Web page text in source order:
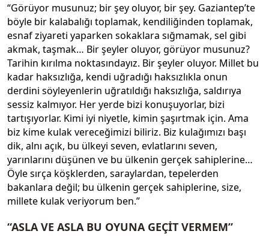
“Görüyor musunuz; bir şey oluyor, bir şey. Gaziantep’te
böyle bir kalabalığı toplamak, kendiliğinden toplamak,
esnaf ziyareti yaparken sokaklara sığmamak, sel gibi
akmak, taşmak… Bir şeyler oluyor, görüyor musunuz?
Tarihin kırılma noktasındayız. Bir şeyler oluyor. Millet bu
kadar haksızlığa, kendi uğradığı haksızlıkla onun
derdini söyleyenlerin uğratıldığı haksızlığa, saldırıya
sessiz kalmıyor. Her yerde bizi konuşuyorlar, bizi
tartışıyorlar. Kimi iyi niyetle, kimin şaşırtmak için. Ama
biz kime kulak vereceğimizi biliriz. Biz kulağımızı başı
dik, alnı açık, bu ülkeyi seven, evlatlarını seven,
yarınlarını düşünen ve bu ülkenin gerçek sahiplerine…
Öyle sırça köşklerden, saraylardan, tepelerden
bakanlara değil; bu ülkenin gerçek sahiplerine, size,
millete kulak veriyorum ben.”
“ASLA VE ASLA BU OYUNA GEÇİT VERMEM”